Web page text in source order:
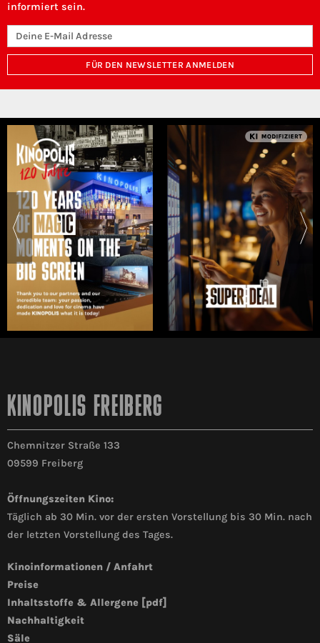
informiert sein.
FÜR DEN NEWSLETTER ANMELDEN
KINOPOLIS FREIBERG
Chemnitzer Straße 133
09599 Freiberg
Öffnungszeiten Kino:
Täglich ab 30 Min. vor der ersten Vorstellung bis 30 Min. nach
der letzten Vorstellung des Tages.
Kinoinformationen / Anfahrt
Preise
Inhaltsstoffe & Allergene [pdf]
Nachhaltigkeit
Säle